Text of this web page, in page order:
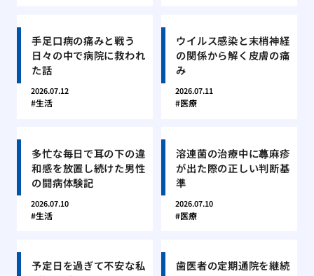
手足口病の痛みと戦う
日々の中で病院に救われ
た話
2026.07.12
生活
ウイルス感染と末梢神経
の関係から解く皮膚の痛
み
2026.07.11
医療
多忙な毎日で耳の下の違
和感を放置し続けた男性
の闘病体験記
2026.07.10
生活
溶連菌の治療中に蕁麻疹
が出た際の正しい判断基
準
2026.07.10
医療
予定日を過ぎて不安な私
歯医者の定期通院を継続